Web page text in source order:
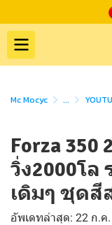
Mc Mocyc ...
Forza 350
วิ่ง2000โล
เดิมๆ ชุดสี
อัพเดทล่าสุด: 22 ก.ค